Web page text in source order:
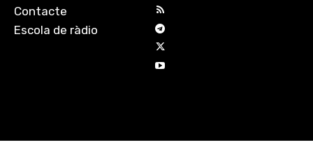
Contacte
Escola de ràdio